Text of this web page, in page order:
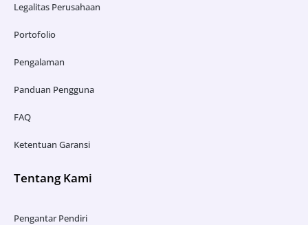
Legalitas Perusahaan
Portofolio
Pengalaman
Panduan Pengguna
FAQ
Ketentuan Garansi
Tentang Kami
Pengantar Pendiri